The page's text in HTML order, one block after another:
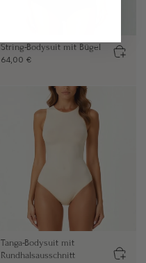
String-Bodysuit mit Bügel
64,00 €
Tanga-Bodysuit mit
Rundhalsausschnitt